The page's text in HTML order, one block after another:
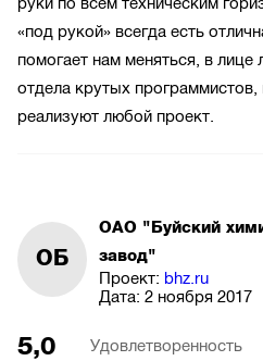
«под рукой» всегда есть
помогает нам меняться, в
отдела крутых
реализуют любой проект.
ОБ
ОАО "Буйский
завод"
Проект: bhz.ru
Дата: 2 ноября 2017
5,0 Удовлетворенность